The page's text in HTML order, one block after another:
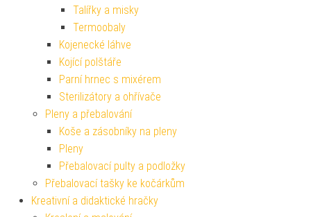
Talířky a misky
Termoobaly
Kojenecké láhve
Kojící polštáře
Parní hrnec s mixérem
Sterilizátory a ohřívače
Pleny a přebalování
Koše a zásobníky na pleny
Pleny
Přebalovací pulty a podložky
Přebalovací tašky ke kočárkům
Kreativní a didaktické hračky